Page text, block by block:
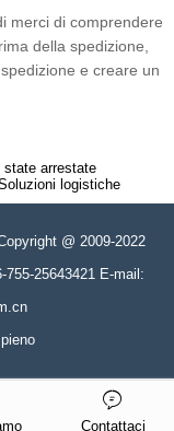
merci di comprendere
della spedizione,
e creare un
state arrestate
logistiche
@ 2009-2022
25643421 E-mail:
pieno
Contattaci